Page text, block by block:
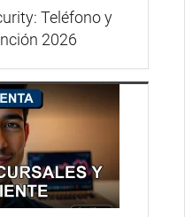
Teléfono y
2026